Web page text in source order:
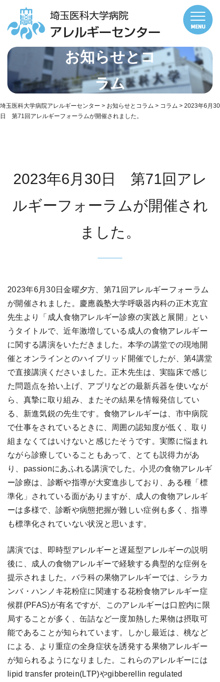
お知らせとコ
ラム
埼玉医科大学病院アレルギーセンター > お知らせとコラム > コラム > 2023年6月30
日 第71回アレルギーフォーラムが開催されました。
2023年6月30日 第71回アレ
ルギーフォーラムが開催され
ました。
2023年6月30日金曜夕方、第71回アレルギーフォーラム
が開催されました。慶應義塾大学呼吸器内科の正木克宜
先生より「成人食物アレルギー診療の実践と展開」とい
うタイトルで、近年激増している成人の食物アレルギー
に関する講演をいただきました。本学の講堂での現地開
催とオンラインとのハイブリッド開催でしたが、第4講堂
で直接講演くださいました。正木先生は、実臨床で感じ
た問題点を拾い上げ、アプリなどの最新兵器を使いなが
ら、真摯に取り組み、またその結果を情報発信してい
る、新進気鋭の先生です。食物アレルギーは、市中病院
で仕事をされているときに、周囲の認知度が低く、取り
組まなくてはいけないと感じたそうです。実際に悩まれ
ながら診療していることもあって、とても説得力があ
り、passionにあふれる講演でした。小児の食物アレルギ
ー診療は、診断や指導が大変進歩しており、ある種「標
準化」されている面がありますが、成人の食物アレルギ
ーは多様で、診断や病態把握が難しい症例も多く、指導
も標準化されていない状況と思います。
講演では、即時型アレルギーと遅延型アレルギーの説明
後に、成人の食物アレルギーで経験する典型的な症例を
提示されました。バラ科の果物アレルギーでは、シラカ
ンバ・ハンノキ花粉症に関連する花粉食物アレルギー症
候群(PFAS)が有名ですが、このアレルギーは口腔内に限
局することが多く、缶詰など一度加熱した果物は摂取可
能であることが知られています。しかし最近は、桃など
による、より重症の全身症状を誘発する果物アレルギー
が知られるようになりました。これらのアレルギーには
lipid transfer protein(LTP)やgibberellin regulated